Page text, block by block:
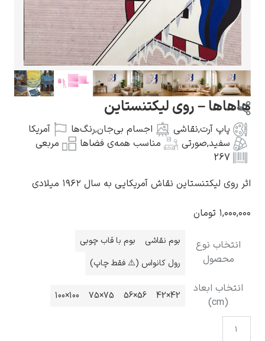
گوستاو کلیمت
کامی پیسارو
– روی لیکتنستاین
پاپ آرت,نقاشی اجسام بی‌جان رنگ‌ها
آمریکا
سفید,صورتی مناسب همه‌ی فضاها
مربعی
267
لیکتنستاین نقاش آمریکایی به سال ۱۹۶۲ میلادی
تومان
نوع
محصول
بوم نقاشی
بوم با قاب چوبی
رول کانواس (⚠️ فقط چاپ)
ابعاد
42×42
56×56
75×75
100×100